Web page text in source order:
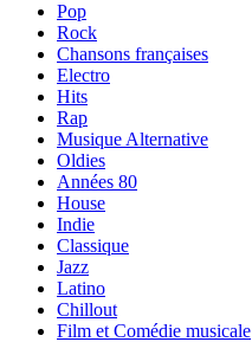
Pop
Rock
Chansons françaises
Electro
Hits
Rap
Musique Alternative
Oldies
Années 80
House
Indie
Classique
Jazz
Latino
Chillout
Film et Comédie musicale